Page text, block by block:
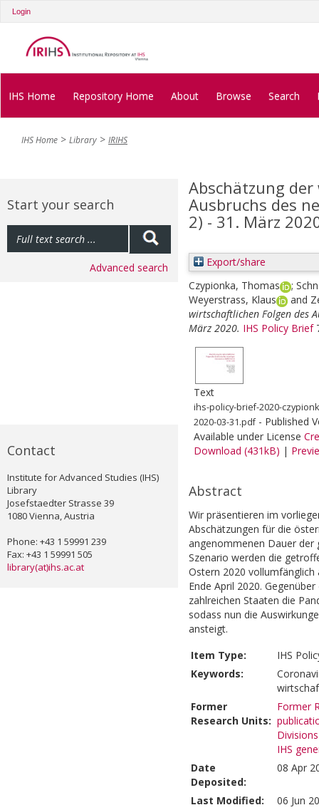
Login
IHS Home Repository Home About Browse Search
IHS Home Library IRIHS
Start your search
Advanced search
Contact
Institute for Advanced Studies (IHS)
Library
Josefstaedter Strasse 39
1080 Vienna, Austria
Phone: +43 1 59991 239
Fax: +43 1 59991 505
library(at)ihs.ac.at
Abschätzung
Ausbruchs des
2) - 31. März
Export/share
Czypionka, Thomas
;
Weyerstrass, Klaus
and
wirtschaftlichen Folgen des
März 2020. IHS Policy Brief
Text
ihs-policy-brief-2020-
2020-03-31.pdf- Published
Available under License
Download (431kB) |
Abstract
Wir präsentieren im
Abschätzungen für die
angenommenen Dauer
Szenario werden die
Ostern 2020
Ende April 2020.
zahlreichen Staaten die
sodass nun die
ansteigt.
Item Type:
IHS
Keywords:
Former
Research Units:
Former
Divisions
IHS
Date
Deposited:
08 Apr
Last Modified:
06 Jun